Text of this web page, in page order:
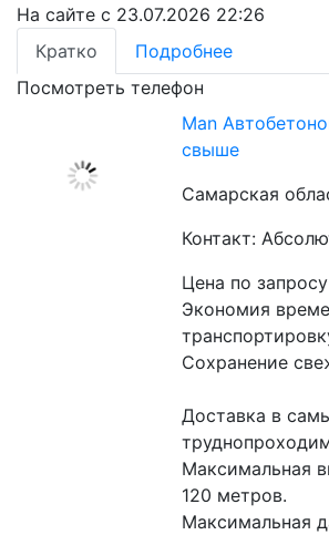
На сайте с 23.07.2026 22:26
Кратко
Подробнее
Посмотреть телефон
Man
свыше
Самарская
Контакт:
Цена по запросу
Экономия
Сохранение
Доставка в
Максимальная
120 метров.
Максимальная